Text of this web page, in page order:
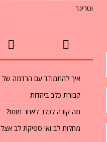
וטרינר
איך להתמודד עם הרדמה של
קבורת כלב ביהדות
מה קורה לכלב לאחר מותו?
מחלות לב ואי ספיקת לב